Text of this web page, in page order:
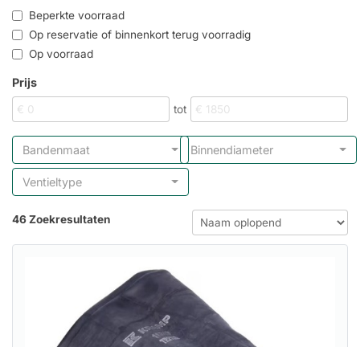
Beperkte voorraad
Op reservatie of binnenkort terug voorradig
Op voorraad
Prijs
tot
Bandenmaat Binnendiameter
Ventieltype
46 Zoekresultaten